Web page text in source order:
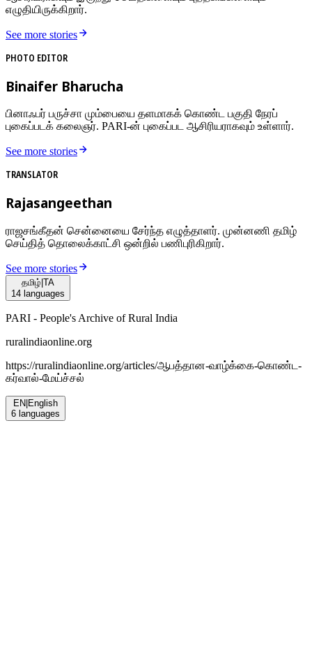
எழுதியிருக்கிறார்.
See more stories
PHOTO EDITOR
Binaifer Bharucha
பினாஃபர் பருச்சா மும்பையை தளமாகக் கொண்ட பகுதி நேரப்
புகைப்படக் கலைஞர். PARI-ன் புகைப்பட ஆசிரியராகவும் உள்ளார்.
See more stories
TRANSLATOR
Rajasangeethan
ராஜசங்கீதன் சென்னையை சேர்ந்த எழுத்தாளர். முன்னணி தமிழ்
செய்தித் தொலைக்காட்சி ஒன்றில் பணிபுரிகிறார்.
See more stories
தமிழ்|TA
14 languages
PARI - People's Archive of Rural India
ruralindiaonline.org
https://ruralindiaonline.org/articles/ஆபத்தான-வாழ்க்கை-கொண்ட-
கர்வால்-மேய்ச்சல்
EN|English
6 languages